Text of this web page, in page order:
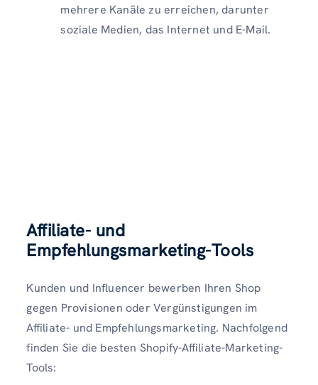
mehrere Kanäle zu erreichen, darunter
soziale Medien, das Internet und E-Mail.
Affiliate- und
Empfehlungsmarketing-Tools
Kunden und Influencer bewerben Ihren Shop
gegen Provisionen oder Vergünstigungen im
Affiliate- und Empfehlungsmarketing. Nachfolgend
finden Sie die besten Shopify-Affiliate-Marketing-
Tools: